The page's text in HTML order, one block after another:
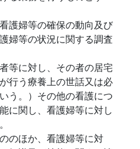
護婦等の確保の動向及び
婦等の状況に関する調査
等に対し、その者の居宅
行う療養上の世話又は必
う。）その他の看護につ
に関し、看護婦等に対し
のほか、看護婦等に対